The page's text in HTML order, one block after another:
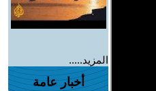
المزيد.....
أخبار عامة